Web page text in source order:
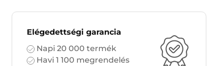
Elégedettségi garancia
Napi 20 000 termék
Havi 1 100 megrendelés